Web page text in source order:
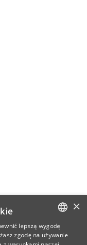
CZECH
×
lepszą wygodę
zgodę na używanie